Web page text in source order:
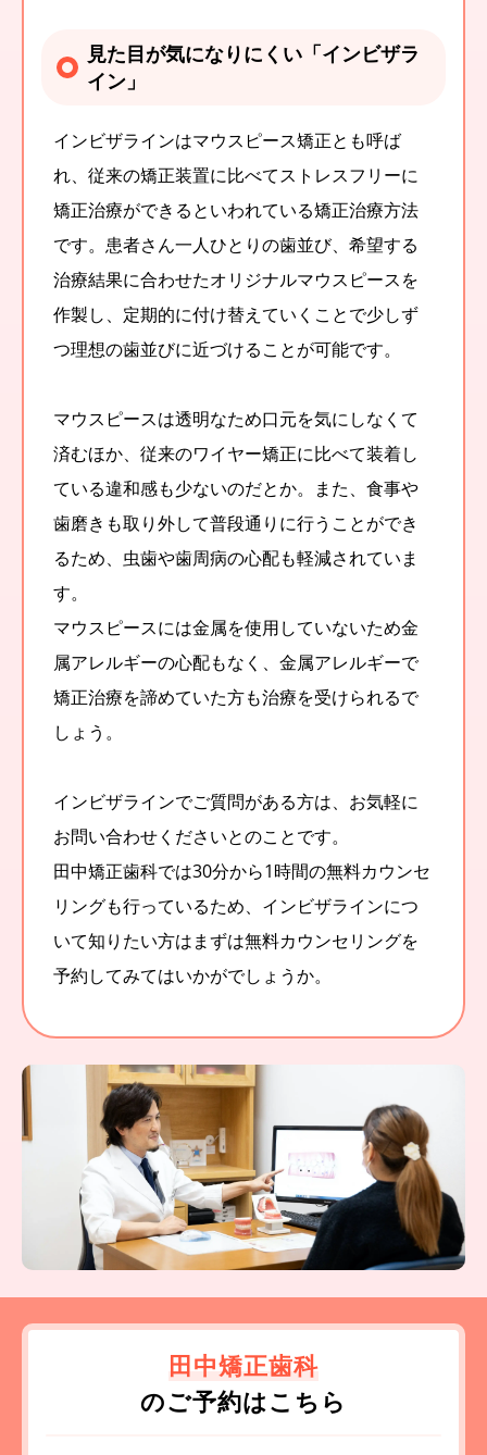
見た目が気になりにくい「インビザラ
イン」
インビザラインはマウスピース矯正とも呼ば
れ、従来の矯正装置に比べてストレスフリーに
矯正治療ができるといわれている矯正治療方法
です。患者さん一人ひとりの歯並び、希望する
治療結果に合わせたオリジナルマウスピースを
作製し、定期的に付け替えていくことで少しず
つ理想の歯並びに近づけることが可能です。
マウスピースは透明なため口元を気にしなくて
済むほか、従来のワイヤー矯正に比べて装着し
ている違和感も少ないのだとか。また、食事や
歯磨きも取り外して普段通りに行うことができ
るため、虫歯や歯周病の心配も軽減されていま
す。
マウスピースには金属を使用していないため金
属アレルギーの心配もなく、金属アレルギーで
矯正治療を諦めていた方も治療を受けられるで
しょう。
インビザラインでご質問がある方は、お気軽に
お問い合わせくださいとのことです。
田中矯正歯科では30分から1時間の無料カウンセ
リングも行っているため、インビザラインにつ
いて知りたい方はまずは無料カウンセリングを
予約してみてはいかがでしょうか。
田中矯正歯科
のご予約はこちら